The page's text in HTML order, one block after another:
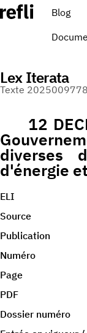
Blog
Lex Iterata
Texte 2025009778
12
diverses
d'énergie
ELI
Source
Publication
Numéro
Page
PDF
Dossier numéro